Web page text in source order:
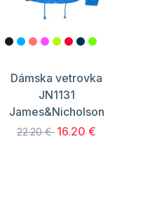
Dámska vetrovka
JN1131
James&Nicholson
22.20 € 16.20 €